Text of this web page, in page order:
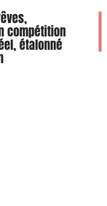
compétition
étalonné